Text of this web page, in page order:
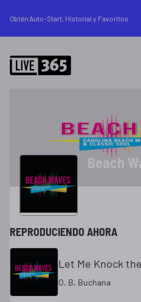
Obtén Auto-Start, Historial y Favoritos
Beach
REPRODUCIENDO AHORA
Let Me Knock
O. B. Buchana